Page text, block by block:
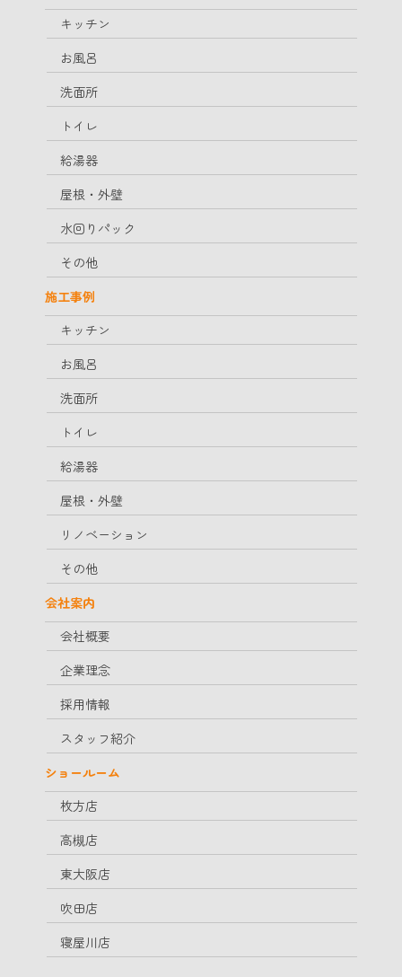
キッチン
お風呂
洗面所
トイレ
給湯器
屋根・外壁
水回りパック
その他
施工事例
キッチン
お風呂
洗面所
トイレ
給湯器
屋根・外壁
リノベーション
その他
会社案内
会社概要
企業理念
採用情報
スタッフ紹介
ショールーム
枚方店
高槻店
東大阪店
吹田店
寝屋川店